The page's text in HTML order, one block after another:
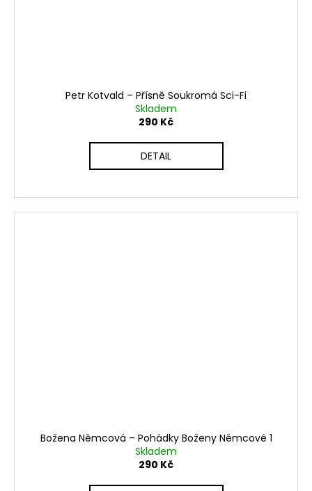
Petr Kotvald – Přísně Soukromá Sci-Fi
Skladem
290 Kč
DETAIL
Božena Němcová ‎– Pohádky Boženy Němcové 1
Skladem
290 Kč